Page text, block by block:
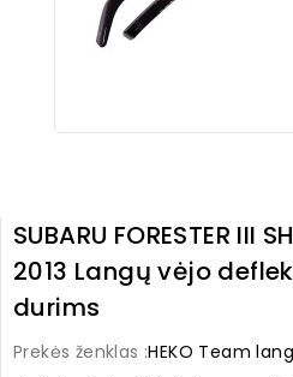
SUBARU FORESTER III
2013 Langų vėjo
durims
Prekės ženklas :HEKO Team